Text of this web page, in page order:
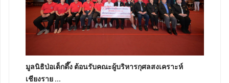
มูลนิธิป่อเต็กตึ๊ง ต้อนรับคณะผู้บริหารกุศลสงเคราะห์
เชียงราย ...